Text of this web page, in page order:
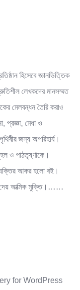
হিসেবে জ্ঞানভিত্তিক
লেখকদের মানসম্মত
মেলবন্ধন তৈরি করাও
প্রজ্ঞা, মেধা ও
জন্য অপরিহার্য।
ও পাঠতৃষ্ণাকে।
আকর হলো বই।
দেয় আত্মিক মুক্তি।……